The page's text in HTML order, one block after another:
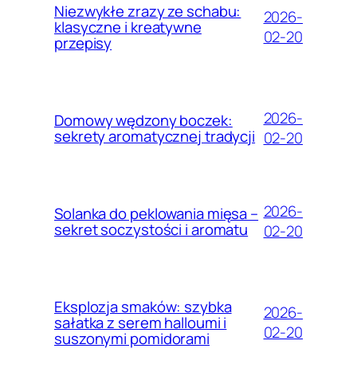
Niezwykłe zrazy ze schabu:
klasyczne i kreatywne
przepisy
2026-
02-20
Domowy wędzony boczek:
sekrety aromatycznej tradycji
2026-
02-20
Solanka do peklowania mięsa –
sekret soczystości i aromatu
2026-
02-20
Eksplozja smaków: szybka
sałatka z serem halloumi i
suszonymi pomidorami
2026-
02-20